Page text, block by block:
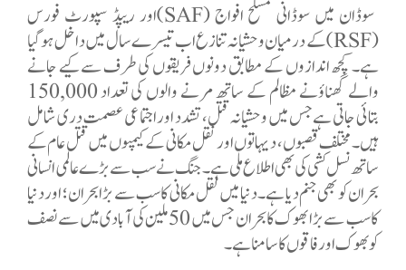
سوڈان میں سوڈانی مسلح افواج (SAF) اور ریپڈ سپورٹ فورس
(RSF) کے درمیان وحشیانہ تنازع اب تیسرے سال میں داخل ہو گیا
ہے۔ کچھ اندازوں کے مطابق دونوں فریقوں کی طرف سے کیے جانے
والے گھناؤنے مظالم کے ساتھ مرنے والوں کی تعداد 150,000
بتائی جاتی ہے جس میں وحشیانہ قتل، تشدد اور اجتماعی عصمت دری شامل
ہیں۔ مختلف قصبوں، دیہاتوں اور نقل مکانی کے کیمپوں میں قتل عام کے
ساتھ نسل کشی کی بھی اطلاع ملی ہے۔ جنگ نے سب سے بڑے عالمی انسانی
بحران کو بھی جنم دیا ہے۔ دنیا میں نقل مکانی کا سب سے بڑا بحران؛ اور دنیا
کا سب سے بڑا بھوک کا بحران جس میں 50 ملین کی آبادی میں سے نصف
کو بھوک اور فاقوں کا سامنا ہے۔